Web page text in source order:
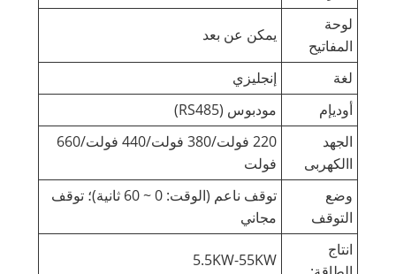
لوحة
المفاتيح
يمكن عن بعد
لغة
إنجليزي
أوديإم
مودبوس (RS485)
الجهد
االكهربى
220 فولت/380 فولت/440 فولت/660
فولت
وضع
التوقف
توقف ناعم (الوقت: 0 ~ 60 ثانية)؛ توقف
مجاني
انتاج
5.5KW-55KW